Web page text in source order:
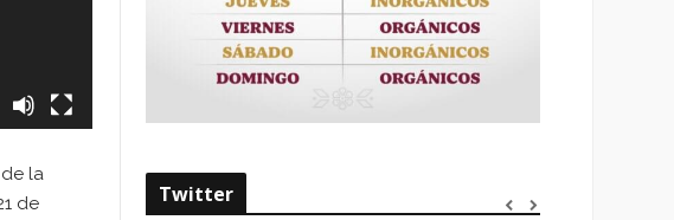
la
de
Twitter